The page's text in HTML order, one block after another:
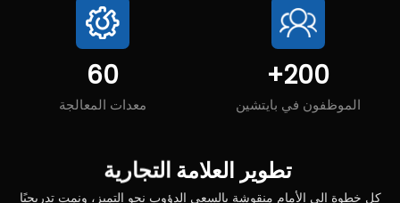
200
+
الموظفون في بايتشين
60
معدات المعالجة
تطوير العلامة التجارية
كل خطوة إلى الأمام منقوشة بالسعي الدؤوب نحو التميز، ونمت تدريجيًا